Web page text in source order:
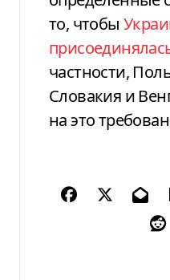
то, чтобы
частности,
Словакия и
на это